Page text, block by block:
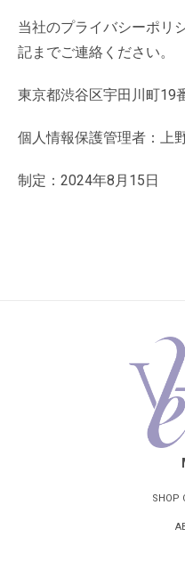
当社のプライバシーポリ
記までご連絡ください。
東京都渋谷区宇田川町19
個人情報保護管理者：上
制定：2024年8月15日
SHOP